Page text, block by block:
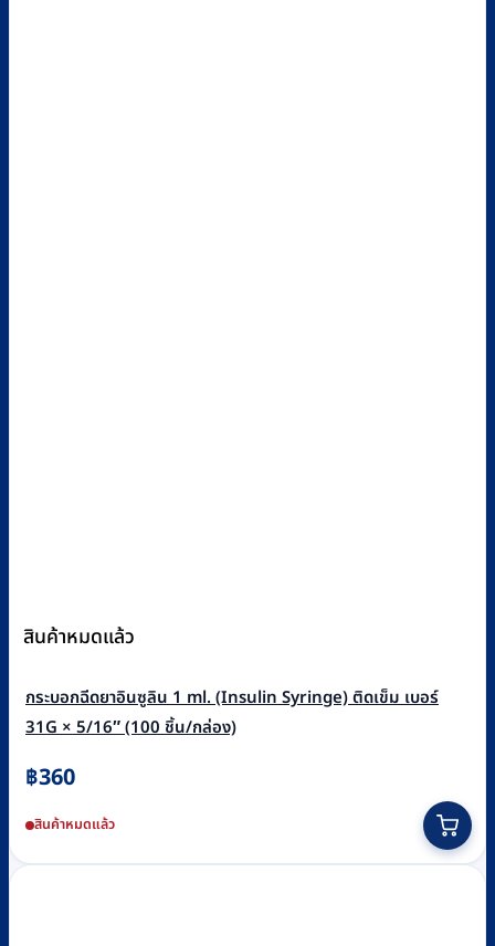
สินค้าหมดแล้ว
กระบอกฉีดยาอินซูลิน 1 ml. (Insulin Syringe) ติดเข็ม เบอร์
31G × 5/16″ (100 ชิ้น/กล่อง)
฿360
สินค้าหมดแล้ว